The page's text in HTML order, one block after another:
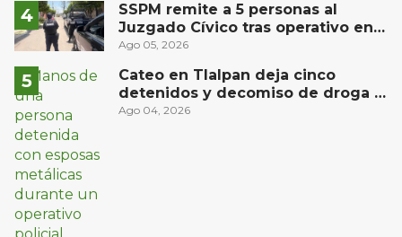
SSPM remite a 5 personas al
Juzgado Cívico tras operativo en
San Juan del Río
Ago 05, 2026
Cateo en Tlalpan deja cinco
detenidos y decomiso de droga y
un arma
Ago 04, 2026